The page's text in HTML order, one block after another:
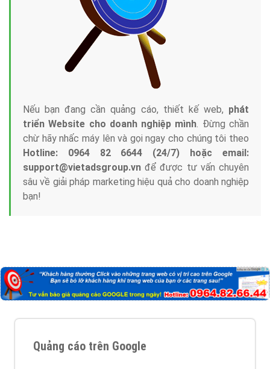
Tại sao chọn công ty Việt Ads làm đối tác
Marketing Online?
Công ty Việt Ads thành lập từ năm 2013
với bề dày kinh nghiệm sẽ tư vấn xây dựng và phát
triển thương hiệu của doanh nghiệp bạn với mức chi
phí mà bạn có thể đầu tư cho marketing online. Đội
ngũ kỹ thuật quảng cáo trực tuyến, SEO, lập trình
Web chuyên sâu trong nghề, được đào tạo bài bản tại
trung tâm marketing online uy tín hàng năm, luôn đem
đến cho khách hàng sản phẩm/ dịch vụ chất
lượng.